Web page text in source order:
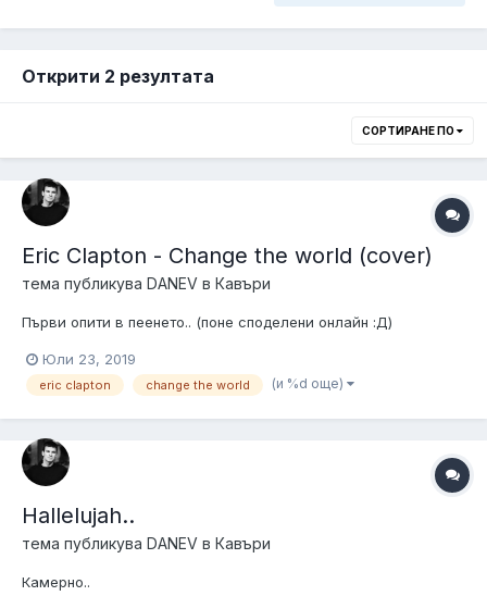
Открити 2 резултата
СОРТИРАНЕ ПО
Eric Clapton - Change the world (cover)
тема публикува DANEV в Кавъри
Първи опити в пеенето.. (поне споделени онлайн :Д)
Юли 23, 2019
eric clapton change the world (и %d още)
Hallelujah..
тема публикува DANEV в Кавъри
Камерно..